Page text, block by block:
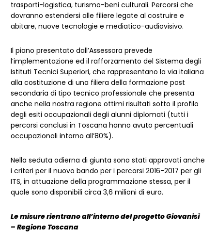
trasporti-logistica, turismo-beni culturali. Percorsi che
dovranno estendersi alle filiere legate al costruire e
abitare, nuove tecnologie e mediatico-audiovisivo.
Il piano presentato dall’Assessora prevede
l’implementazione ed il rafforzamento del Sistema degli
Istituti Tecnici Superiori, che rappresentano la via italiana
alla costituzione di una filiera della formazione post
secondaria di tipo tecnico professionale che presenta
anche nella nostra regione ottimi risultati sotto il profilo
degli esiti occupazionali degli alunni diplomati (tutti i
percorsi conclusi in Toscana hanno avuto percentuali
occupazionali intorno all’80%).
Nella seduta odierna di giunta sono stati approvati anche
i criteri per il nuovo bando per i percorsi 2016-2017 per gli
ITS, in attuazione della programmazione stessa, per il
quale sono disponibili circa 3,6 milioni di euro.
Le misure rientrano all’interno del progetto Giovanisì
– Regione Toscana